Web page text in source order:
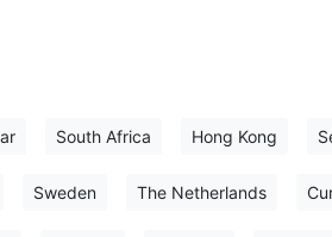
South Africa Hong Kong
Sweden The Netherlands